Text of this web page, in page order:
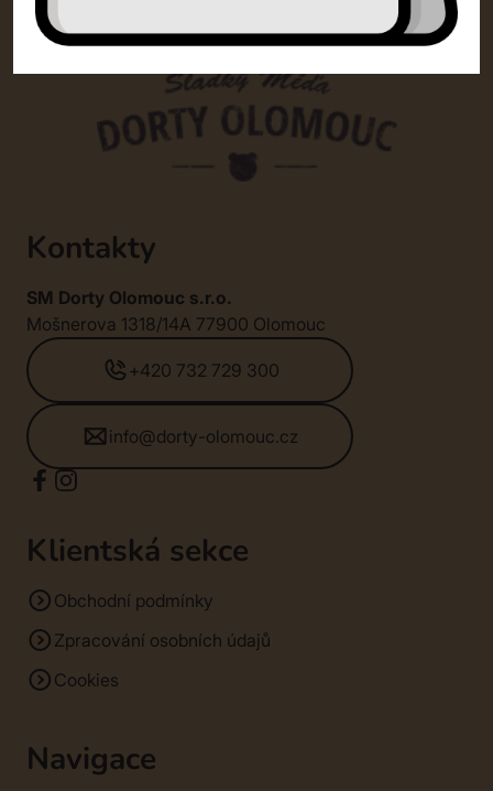
Kontakty
SM Dorty Olomouc s.r.o.
Mošnerova 1318/14A 77900 Olomouc
+420 732 729 300
info@dorty-olomouc.cz
Klientská sekce
Obchodní podmínky
Zpracování osobních údajů
Cookies
Navigace